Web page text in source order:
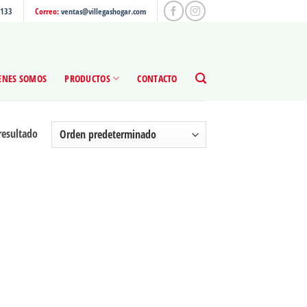
Correo:ventas@villegashogar.com
SOMOS PRODUCTOS CONTACTO